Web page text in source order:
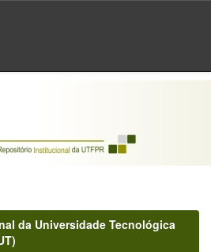
da Universidade Tecnológica